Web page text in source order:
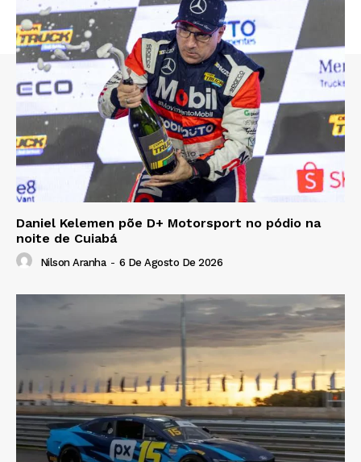
Daniel Kelemen põe D+ Motorsport no pódio na
noite de Cuiabá
Nilson Aranha - 6 De Agosto De 2026